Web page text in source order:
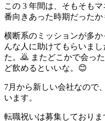
この 3 年間は、そもそも
番向きあった時期だったか
横断系のミッションが多
んな人に助けてもらいま
た。🙇 またどこかで会っ
ど飲めるといいな。😊
7月から新しい会社なので
います。
転職祝いは募集しておりま